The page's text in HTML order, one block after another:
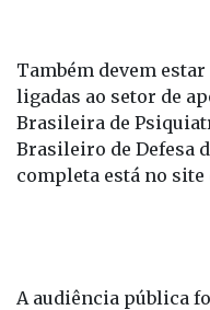
Também devem
ligadas ao setor de
Brasileira de
Brasileiro de Defesa
completa está no site
A audiência pública